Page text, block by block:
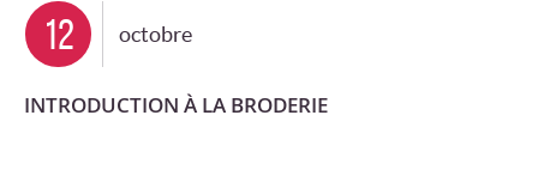
12 octobre
INTRODUCTION À LA BRODERIE